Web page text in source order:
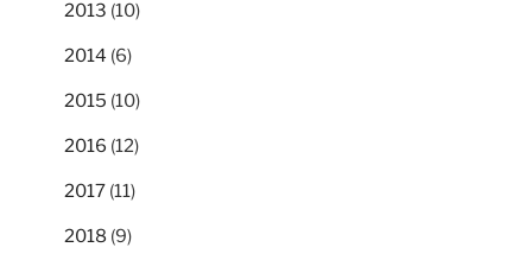
2013 (10)
2014 (6)
2015 (10)
2016 (12)
2017 (11)
2018 (9)